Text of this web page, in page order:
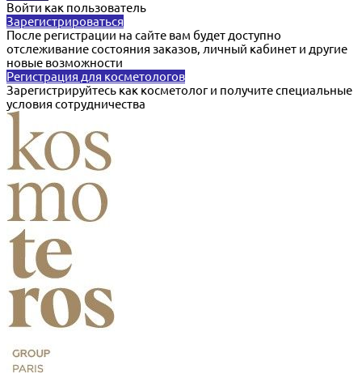
Войти как пользователь
Зарегистрироваться
После регистрации на сайте вам будет доступно
отслеживание состояния заказов, личный кабинет и другие
новые возможности
Регистрация для косметологов
Зарегистрируйтесь как косметолог и получите специальные
условия сотрудничества